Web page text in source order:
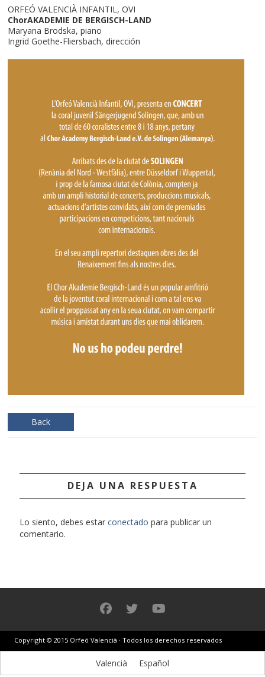
ORFEÓ VALENCIÀ INFANTIL, OVI
ChorAKADEMIE DE BERGISCH-LAND
Maryana Brodska, piano
Ingrid Goethe-Fliersbach, dirección
Back
DEJA UNA RESPUESTA
Lo siento, debes estar conectado para publicar un
comentario.
Copyright © 2015 Orfeó Valencià · Todos los derechos reservados
Valencià Español